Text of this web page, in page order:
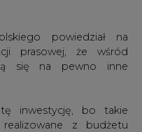
powiedział na
prasowej, że wśród
się na pewno inne
inwestycję, bo takie
z budżetu